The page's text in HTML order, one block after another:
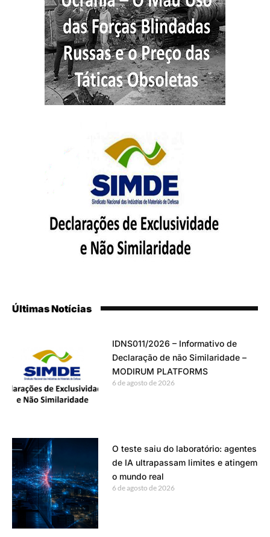
Últimas Notícias
IDNS011/2026 – Informativo de
Declaração de não Similaridade –
MODIRUM PLATFORMS
6 de agosto de 2026
O teste saiu do laboratório: agentes
de IA ultrapassam limites e atingem
o mundo real
6 de agosto de 2026